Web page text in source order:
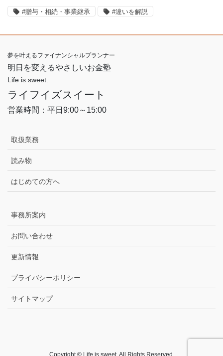
#贈与・相続・事業継承 #違いを解説
夢を叶えるファイナンシャルプランナー
明日を変えるやさしいお金塾
Life is sweet.
ライフイズスイート
営業時間：平日9:00～15:00
取扱業務
読み物
はじめての方へ
事務所案内
お問い合わせ
更新情報
プライバシーポリシー
サイトマップ